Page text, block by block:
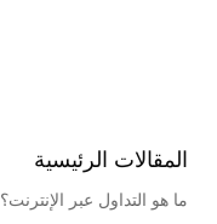
المقالات الرئيسية
ما هو التداول عبر الإنترنت؟